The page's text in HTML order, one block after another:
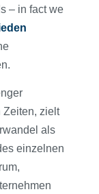
– in fact we
Zeiten, zielt
als
einzelnen